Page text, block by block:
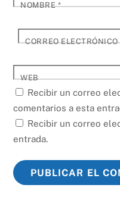
NOMBRE*
CORREO ELECTRÓNICO
WEB
Recibir un correo
comentarios a esta
Recibir un correo
entrada.